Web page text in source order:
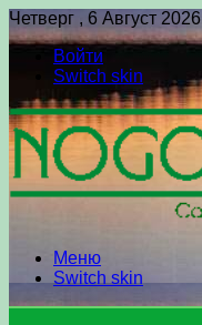
Четверг , 6 Август 2026
Войти
Switch skin
Меню
Switch skin